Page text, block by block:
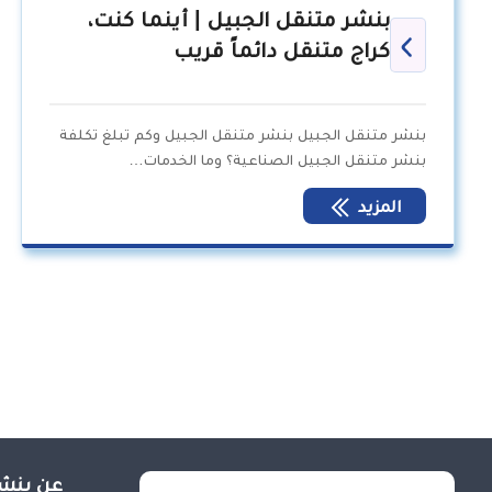
بنشر متنقل الجبيل | أينما كنت،
كراج متنقل دائماً قريب
بنشر متنقل الجبيل بنشر متنقل الجبيل وكم تبلغ تكلفة
بنشر متنقل الجبيل الصناعية؟ وما الخدمات…
المزيد
عن